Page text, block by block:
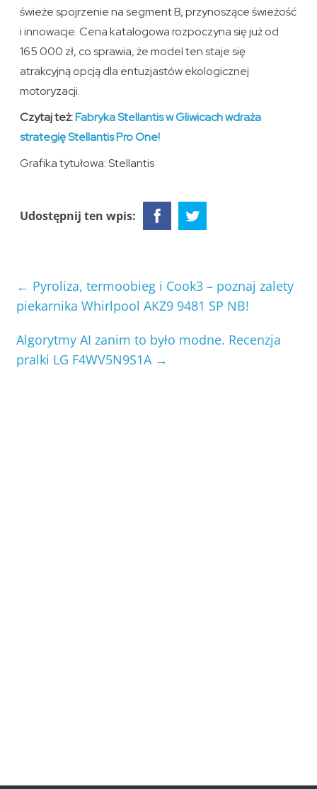
świeże spojrzenie na segment B, przynoszące świeżość
i innowacje. Cena katalogowa rozpoczyna się już od
165 000 zł, co sprawia, że model ten staje się
atrakcyjną opcją dla entuzjastów ekologicznej
motoryzacji.
Czytaj też:Fabryka Stellantis w Gliwicach wdraża
strategię Stellantis Pro One!
Grafika tytułowa: Stellantis
Udostępnij ten wpis:
← Pyroliza, termoobieg i Cook3 – poznaj zalety
piekarnika Whirlpool AKZ9 9481 SP NB!
Algorytmy AI zanim to było modne. Recenzja
pralki LG F4WV5N9S1A →